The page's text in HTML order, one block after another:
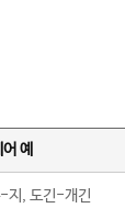
예
지, 도긴-개긴